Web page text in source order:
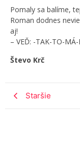
Pomaly sa balíme,
Roman dodnes
aj!
– VEĎ: -TAK-TO-
Števo Krč
Staršie